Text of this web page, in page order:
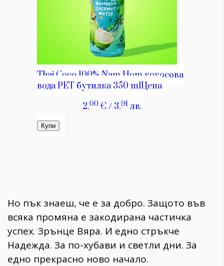
Но пък знаеш, че е за добро. Защото във
всяка промяна е закодирана частичка
успех. Зрънце Вяра. И едно стръкче
Надежда. За по-хубави и светли дни. За
едно прекрасно ново начало.